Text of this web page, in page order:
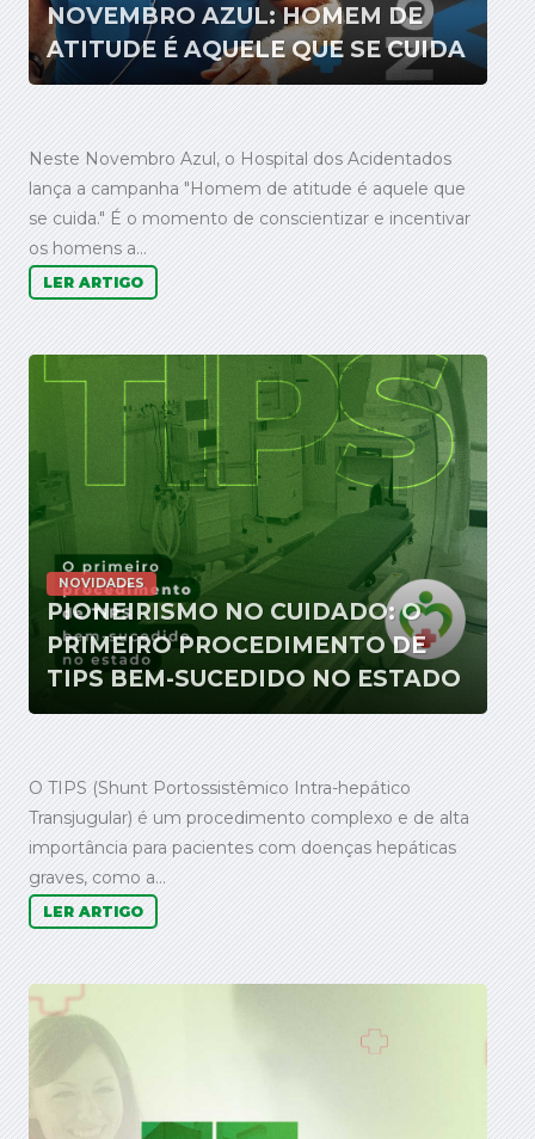
NOVEMBRO AZUL: HOMEM DE
ATITUDE É AQUELE QUE SE CUIDA
Neste Novembro Azul, o Hospital dos Acidentados
lança a campanha "Homem de atitude é aquele que
se cuida." É o momento de conscientizar e incentivar
os homens a...
LER ARTIGO
NOVIDADES
PIONEIRISMO NO CUIDADO: O
PRIMEIRO PROCEDIMENTO DE
TIPS BEM-SUCEDIDO NO ESTADO
O TIPS (Shunt Portossistêmico Intra-hepático
Transjugular) é um procedimento complexo e de alta
importância para pacientes com doenças hepáticas
graves, como a...
LER ARTIGO